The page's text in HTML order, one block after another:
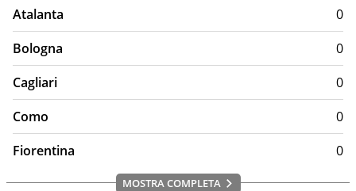
Atalanta
0
Bologna
0
Cagliari
0
Como
0
Fiorentina
0
MOSTRA COMPLETA